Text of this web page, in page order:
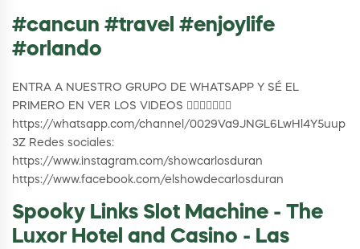
#cancun #travel #enjoylife
#orlando
ENTRA A NUESTRO GRUPO DE WHATSAPP Y SÉ EL
PRIMERO EN VER LOS VIDEOS 👇🏼👇🏼👇🏼😎
https://whatsapp.com/channel/0029Va9JNGL6LwHl4Y5uup
3Z Redes sociales:
https://www.instagram.com/showcarlosduran
https://www.facebook.com/elshowdecarlosduran
Spooky Links Slot Machine - The
Luxor Hotel and Casino - Las